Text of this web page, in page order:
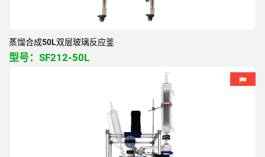
蒸馏合成50L双层玻璃反应釜
型号： SF212-50L